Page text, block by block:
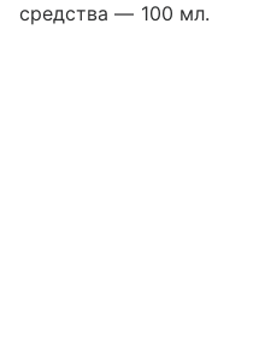
средства — 100 мл.